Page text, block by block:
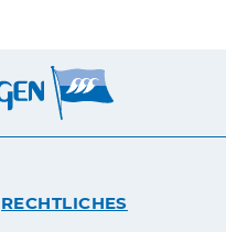
RECHTLICHES